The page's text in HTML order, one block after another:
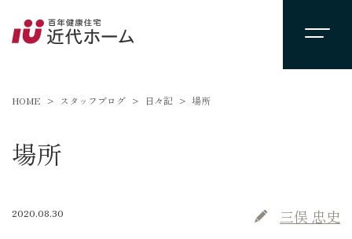
HOME スタッフブログ 日々記 場所
場所
2020.08.30 三俣 忠史